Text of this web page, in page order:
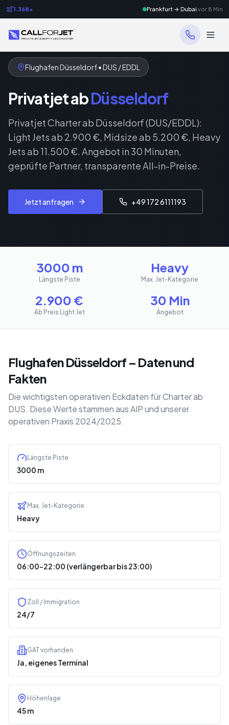
1.368+ Frankfurt → Dubai vor 8 Min
Flughafen Düsseldorf • DUS / EDDL
Privatjet abDüsseldorf
Privatjet Charter ab Düsseldorf (DUS/EDDL):
Light Jets ab 2.900 €, Midsize ab 5.200 €, Heavy
Jets ab 11.500 €. Angebot in 30 Minuten,
geprüfte Partner, transparente All-in-Preise.
Jetzt anfragen +49 172 6111193
3000 m
Längste Piste
Heavy
Max. Jet-Kategorie
2.900 €
Ab Preis Light Jet
30 Min
Angebot
Flughafen Düsseldorf – Daten und
Fakten
Die wichtigsten operativen Eckdaten für Charter ab
DUS. Diese Werte stammen aus AIP und unserer
operativen Praxis 2024/2025.
Längste Piste
3000 m
Max. Jet-Kategorie
Heavy
Öffnungszeiten
06:00–22:00 (verlängerbar bis 23:00)
Zoll / Immigration
24/7
GAT vorhanden
Ja, eigenes Terminal
Höhenlage
45 m